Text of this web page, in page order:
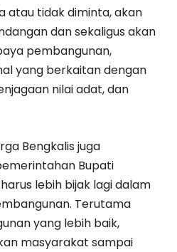
atau tidak diminta, akan
dan sekaligus akan
pembangunan,
yang berkaitan dengan
nilai adat, dan
Bengkalis juga
Bupati
lebih bijak lagi dalam
Terutama
yang lebih baik,
masyarakat sampai